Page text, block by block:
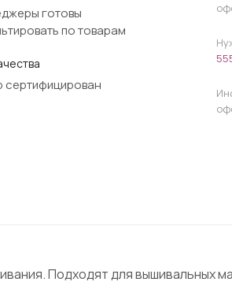
готовы
по товарам
сертифицирован
Подходят для вышивальных